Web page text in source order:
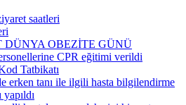
saatleri
DÜNYA OBEZİTE GÜNÜ
CPR eğitimi verildi
Tatbikatı
erken tanı ile ilgili hasta bilgilendirme
yapıldı